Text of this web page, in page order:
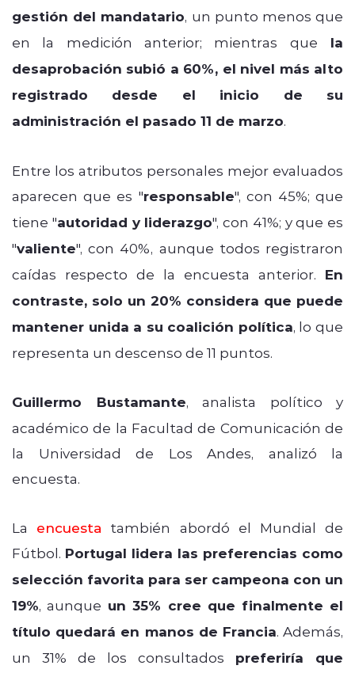
gestión del mandatario, un punto menos que
en la medición anterior; mientras que la
desaprobación subió a 60%, el nivel más alto
registrado desde el inicio de su
administración el pasado 11 de marzo.
Entre los atributos personales mejor evaluados
aparecen que es "responsable", con 45%; que
tiene "autoridad y liderazgo", con 41%; y que es
"valiente", con 40%, aunque todos registraron
caídas respecto de la encuesta anterior. En
contraste, solo un 20% considera que puede
mantener unida a su coalición política, lo que
representa un descenso de 11 puntos.
Guillermo Bustamante, analista político y
académico de la Facultad de Comunicación de
la Universidad de Los Andes, analizó la
encuesta.
La encuesta también abordó el Mundial de
Fútbol. Portugal lidera las preferencias como
selección favorita para ser campeona con un
19%, aunque un 35% cree que finalmente el
título quedará en manos de Francia. Además,
un 31% de los consultados preferiría que